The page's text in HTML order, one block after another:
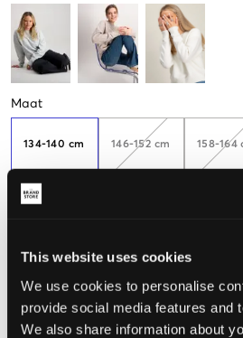
This website uses cookies
We use cookies to personalise
provide social media features and
We also share information about
Maat
134-140 cm
Nog
146-152 cm 158-164
De maat lijkt
Te klein Perfect